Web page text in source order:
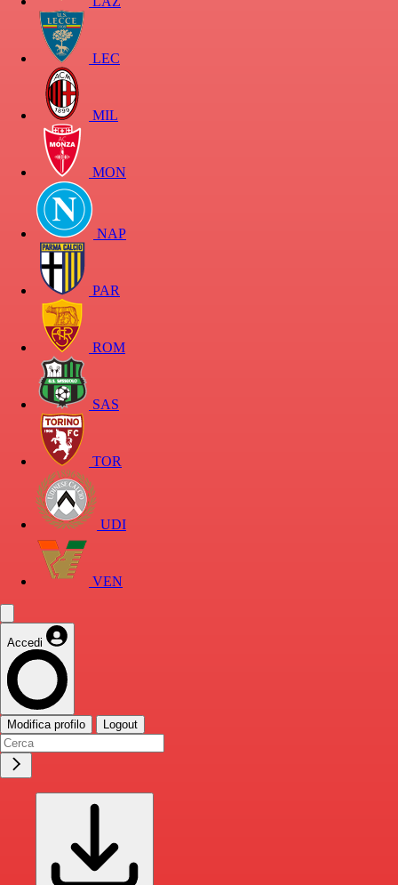
LEC
MIL
MON
NAP
PAR
ROM
SAS
TOR
UDI
VEN
Accedi
Modifica profilo Logout